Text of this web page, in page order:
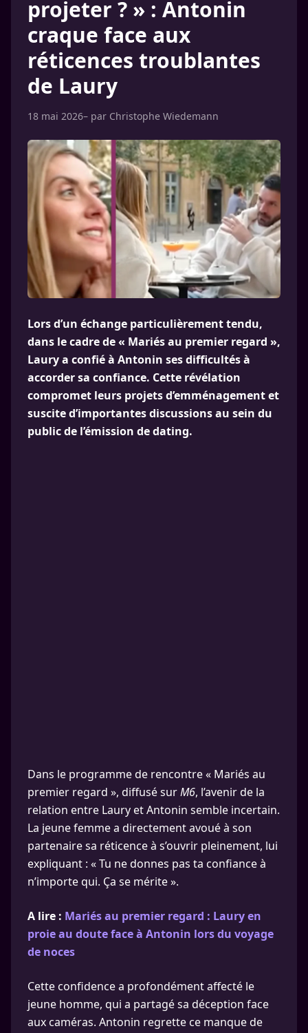
projeter ? » : Antonin
craque face aux
réticences troublantes
de Laury
18 mai 2026– par Christophe Wiedemann
Lors d’un échange particulièrement tendu,
dans le cadre de « Mariés au premier regard »,
Laury a confié à Antonin ses difficultés à
accorder sa confiance. Cette révélation
compromet leurs projets d’emménagement et
suscite d’importantes discussions au sein du
public de l’émission de dating.
Dans le programme de rencontre « Mariés au
premier regard », diffusé surM6, l’avenir de la
relation entre Laury et Antonin semble incertain.
La jeune femme a directement avoué à son
partenaire sa réticence à s’ouvrir pleinement, lui
expliquant : « Tu ne donnes pas ta confiance à
n’importe qui. Ça se mérite ».
A lire : Mariés au premier regard : Laury en
proie au doute face à Antonin lors du voyage
de noces
Cette confidence a profondément affecté le
jeune homme, qui a partagé sa déception face
aux caméras. Antonin regrette ce manque de